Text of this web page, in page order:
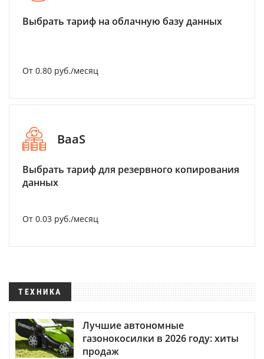
Выбрать тариф на облачную базу данных
От 0.80 руб./месяц
BaaS
Выбрать тариф для резервного копирования
данных
От 0.03 руб./месяц
ТЕХНИКА
Лучшие автономные
газонокосилки в 2026 году: хиты
продаж